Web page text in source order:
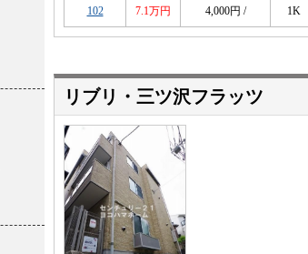
102 7.1万円 4,000円 / 1K
リブリ・三ツ沢フラッツ